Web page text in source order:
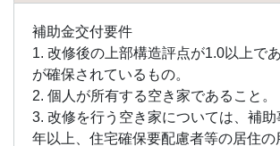
補助金交付要件
1. 改修後の上部構造評点が1.0以上で
が確保されているもの。
2. 個人が所有する空き家であること。
3. 改修を行う空き家については、補
年以上、住宅確保要配慮者等の居住の